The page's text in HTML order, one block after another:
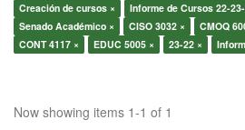
Creación de cursos × Informe de Cursos 22-
Senado Académico ×
CISO 3032 × CMOQ
CONT 4117 ×
EDUC 5005 × 23-22 ×
Now showing items 1-1 of 1